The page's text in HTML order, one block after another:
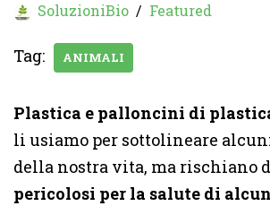
SoluzioniBio Featured
Tag: ANIMALI
Plastica e palloncini di
li usiamo per sottolineare
della nostra vita, ma rischiano
pericolosi per la salute di